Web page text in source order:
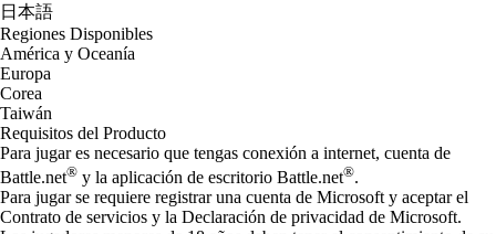
日本語
Regiones Disponibles
América y Oceanía
Europa
Corea
Taiwán
Requisitos del Producto
Para jugar es necesario que tengas conexión a internet, cuenta de
Battle.net® y la aplicación de escritorio Battle.net®.
Para jugar se requiere registrar una cuenta de Microsoft y aceptar el
Contrato de servicios y la Declaración de privacidad de Microsoft.